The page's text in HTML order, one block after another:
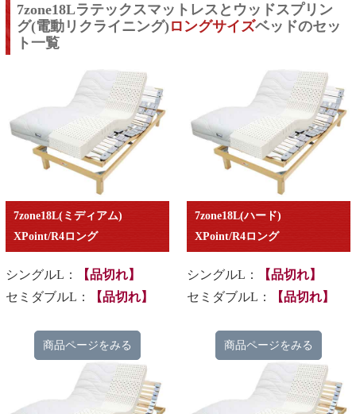
7zone18Lラテックスマットレスとウッドスプリン
グ(電動リクライニング)ロングサイズベッドのセッ
ト一覧
7zone18L(ミディアム)
XPoint/R4ロング
シングルL：
【品切れ】
セミダブルL：
【品切れ】
商品ページをみる
7zone18L(ハード)
XPoint/R4ロング
シングルL：
【品切れ】
セミダブルL：
【品切れ】
商品ページをみる